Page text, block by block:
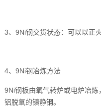
3、9Ni钢交货状态：可以以正
4、9Ni钢冶炼方法
9Ni钢板由氧气转炉或电炉冶
铝脱氧的镇静钢。